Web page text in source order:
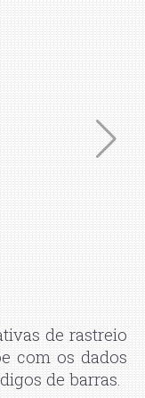
de rastreio
com os dados
de barras.